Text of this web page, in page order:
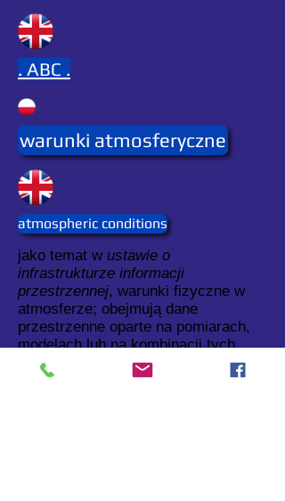
. ABC .
warunki atmosferyczne
atmospheric conditions
jako temat w ustawie o
infrastrukturze informacji
przestrzennej, warunki fizyczne w
atmosferze; obejmują dane
przestrzenne oparte na pomiarach,
modelach lub na kombinacji tych
dwóch elementów, a także
lokalizacje pomiarów.